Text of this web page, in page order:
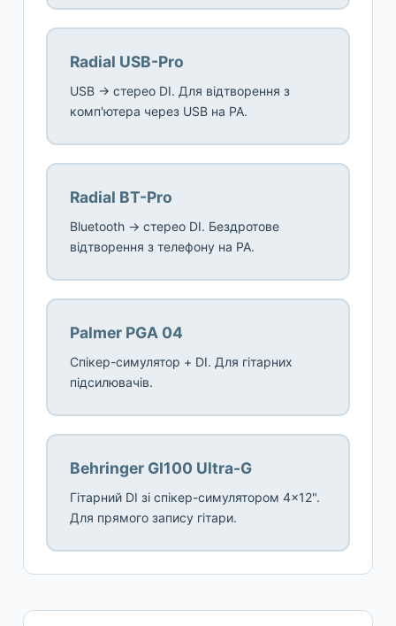
Radial USB-Pro
USB → стерео DI. Для відтворення з
комп'ютера через USB на PA.
Radial BT-Pro
Bluetooth → стерео DI. Бездротове
відтворення з телефону на PA.
Palmer PGA 04
Спікер-симулятор + DI. Для гітарних
підсилювачів.
Behringer GI100 Ultra-G
Гітарний DI зі спікер-симулятором 4×12".
Для прямого запису гітари.